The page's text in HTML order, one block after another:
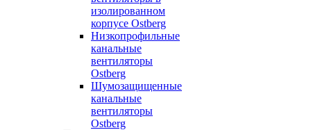
изолированном
корпусе Ostberg
Низкопрофильные
канальные
вентиляторы
Ostberg
Шумозащищенные
канальные
вентиляторы
Ostberg